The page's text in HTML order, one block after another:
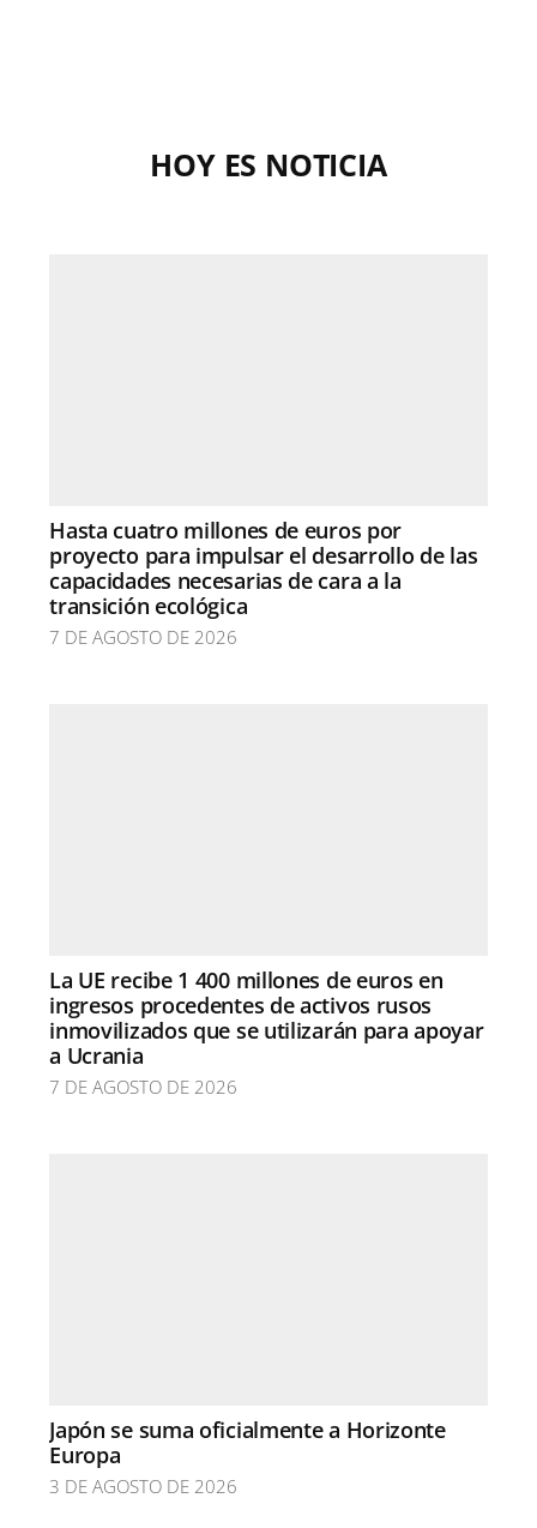
HOY ES NOTICIA
Hasta cuatro millones de euros por
proyecto para impulsar el desarrollo de las
capacidades necesarias de cara a la
transición ecológica
7 DE AGOSTO DE 2026
La UE recibe 1 400 millones de euros en
ingresos procedentes de activos rusos
inmovilizados que se utilizarán para apoyar
a Ucrania
7 DE AGOSTO DE 2026
Japón se suma oficialmente a Horizonte
Europa
3 DE AGOSTO DE 2026